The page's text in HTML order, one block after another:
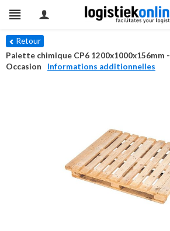
Retour
Palette chimique CP6 1200x1000x156mm -
Occasion
Informations additionnelles